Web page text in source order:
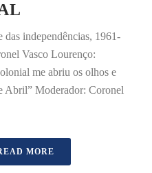
das independências, 1961-
Vasco Lourenço:
me abriu os olhos e
Abril” Moderador: Coronel
MORE